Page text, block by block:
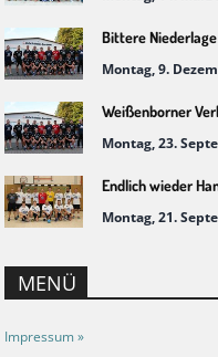
Bittere
Montag, 9.
Montag, 23.
Endlich wieder
Montag, 21.
MENÜ
Impressum »